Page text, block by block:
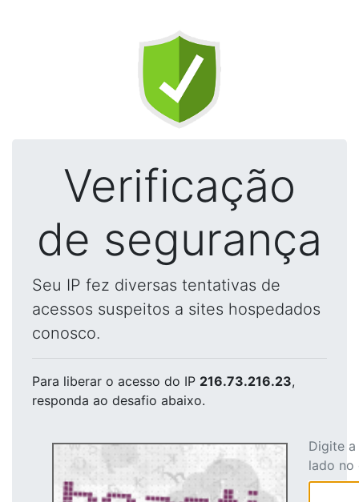
Verificação
de segurança
Seu IP fez diversas tentativas de
acessos suspeitos a sites hospedados
conosco.
Para liberar o acesso do IP 216.73.216.23,
responda ao desafio abaixo.
Digite
lado no